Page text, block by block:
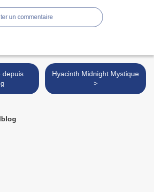
un commentaire
Hyacinth Midnight Mystique
>